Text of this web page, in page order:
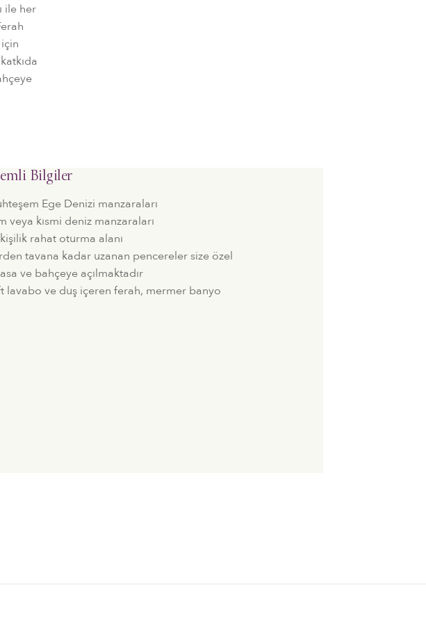
ile her
Bilgiler
Ege Denizi manzaraları
veya kısmi deniz manzaraları
rahat oturma alanı
tavana kadar uzanan pencereler size özel
ve bahçeye açılmaktadır
lavabo ve duş içeren ferah, mermer banyo